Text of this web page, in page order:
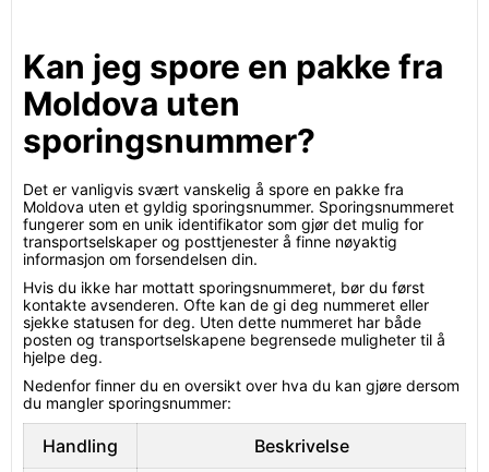
Kan jeg spore en pakke fra
Moldova uten
sporingsnummer?
Det er vanligvis svært vanskelig å spore en pakke fra
Moldova uten et gyldig sporingsnummer. Sporingsnummeret
fungerer som en unik identifikator som gjør det mulig for
transportselskaper og posttjenester å finne nøyaktig
informasjon om forsendelsen din.
Hvis du ikke har mottatt sporingsnummeret, bør du først
kontakte avsenderen. Ofte kan de gi deg nummeret eller
sjekke statusen for deg. Uten dette nummeret har både
posten og transportselskapene begrensede muligheter til å
hjelpe deg.
Nedenfor finner du en oversikt over hva du kan gjøre dersom
du mangler sporingsnummer:
Handling Beskrivelse